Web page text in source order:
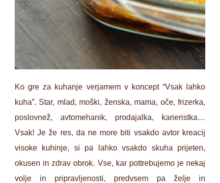
Ko gre za kuhanje verjamem v koncept “Vsak lahko
kuha”. Star, mlad, moški, ženska, mama, oče, frizerka,
poslovnež, avtomehanik, prodajalka, karieristka…
Vsak! Je že res, da ne more biti vsakdo avtor kreacij
visoke kuhinje, si pa lahko vsakdo skuha prijeten,
okusen in zdrav obrok. Vse, kar pottrebujemo je nekaj
volje in pripravljenosti, predvsem pa želje in